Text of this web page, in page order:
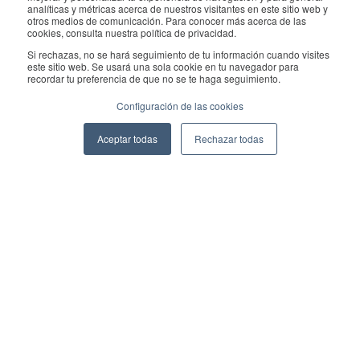
analíticas y métricas acerca de nuestros visitantes en este sitio web y
otros medios de comunicación. Para conocer más acerca de las
cookies, consulta nuestra política de privacidad.
Si rechazas, no se hará seguimiento de tu información cuando visites
este sitio web. Se usará una sola cookie en tu navegador para
recordar tu preferencia de que no se te haga seguimiento.
Configuración de las cookies
Aceptar todas Rechazar todas
contacto con el departamento de relaciones públicas:
pr@geekplus.com
Copyright © 2026 Geekplus Technology Co., Ltd. All rights
reserved.
Legal Become a partner